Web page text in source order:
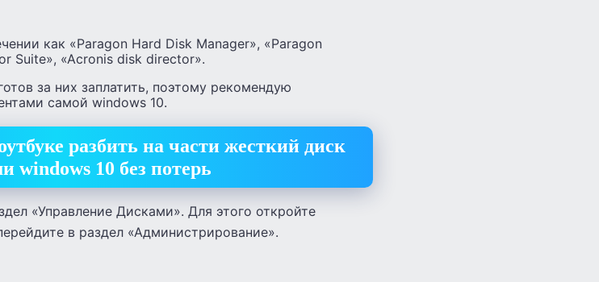
как «Paragon Hard Disk Manager», «Paragon
Suite», «Acronis disk director».
за них заплатить, поэтому рекомендую
самой windows 10.
разбить на части жесткий диск
windows 10 без потерь
«Управление Дисками». Для этого откройте
в раздел «Администрирование».